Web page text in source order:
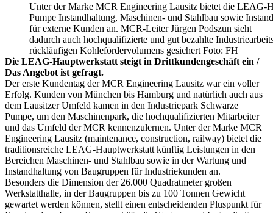
Unter der Marke MCR Engineering Lausitz bietet die LEAG-
Pumpe Instandhaltung, Maschinen- und Stahlbau sowie
für externe Kunden an. MCR-Leiter Jürgen Podszun sieht
dadurch auch hochqualifizierte und gut bezahlte
rückläufigen Kohleförder­volumens gesichert Foto: FH
Die LEAG-Hauptwerkstatt steigt in Drittkundengeschäft ein /
Das Angebot ist gefragt.
Der erste Kundentag der MCR Engineering Lausitz war ein voller
Erfolg. Kunden von München bis Hamburg und natürlich auch aus
dem Lausitzer Umfeld kamen in den Industriepark Schwarze
Pumpe, um den Maschinenpark, die hochqualifizierten Mitarbeiter
und das Umfeld der MCR kennenzulernen. Unter der Marke MCR
Engineering Lausitz (mainten­ance, construction, railway) bietet die
traditionsreiche LEAG-Hauptwerkstatt künftig Leistungen in den
Bereichen Maschinen- und Stahlbau sowie in der Wartung und
Instandhaltung von Baugruppen für Industriekunden an.
Besonders die Dimension der 26.000 Quadratmeter großen
Werkstatthalle, in der Baugruppen bis zu 100 Tonnen Gewicht
gewartet werden können, stellt einen entscheidenden Pluspunkt für